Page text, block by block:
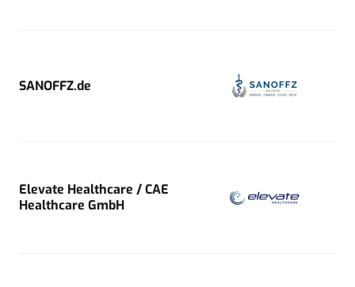
SANOFFZ.de
Elevate Healthcare / CAE
Healthcare GmbH